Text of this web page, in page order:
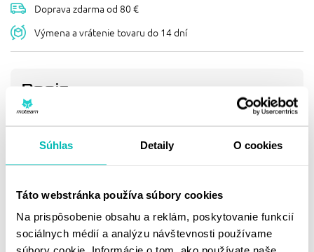
Súhlas Detaily O cookies
Táto webstránka používa súbory cookies
Na prispôsobenie obsahu a reklám, poskytovanie funkcií
sociálnych médií a analýzu návštevnosti používame
Doprava zdarma od 80 €
Výmena a vrátenie tovaru do 14 dní
Popis
IXON - BUNDA STRIKER 2 /
BLACK-WHITE
nepochybne získa. Nájdeš v nej aj vysokokvalitnú
Vychytávky: